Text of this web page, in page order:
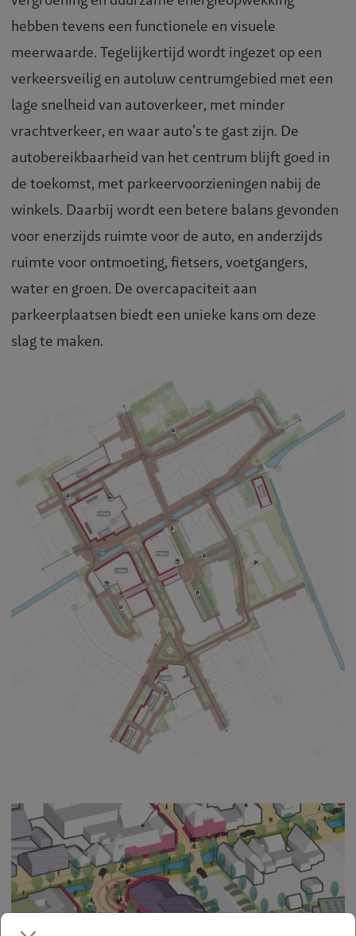
hebben tevens een functionele en visuele
meerwaarde. Tegelijkertijd wordt ingezet op een
verkeersveilig en autoluw centrumgebied met een
lage snelheid van autoverkeer, met minder
vrachtverkeer, en waar auto’s te gast zijn. De
autobereikbaarheid van het centrum blijft goed in
de toekomst, met parkeervoorzieningen nabij de
winkels. Daarbij wordt een betere balans gevonden
voor enerzijds ruimte voor de auto, en anderzijds
ruimte voor ontmoeting, fietsers, voetgangers,
water en groen. De overcapaciteit aan
parkeerplaatsen biedt een unieke kans om deze
slag te maken.